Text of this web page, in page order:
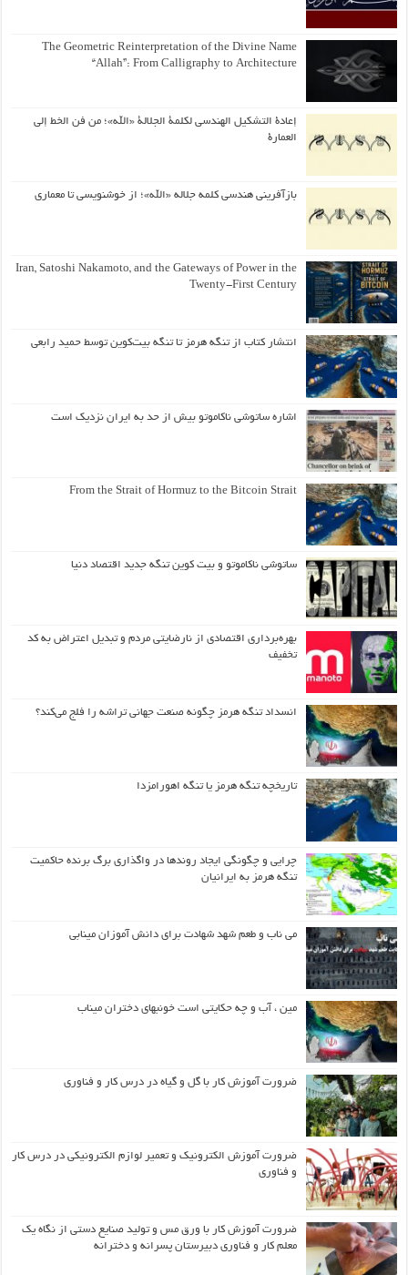
The Geometric Reinterpretation of the Divine Name
“Allah”: From Calligraphy to Architecture
إعادة التشكيل الهندسي لكلمة الجلالة «الله»؛ من فن الخط إلى
العمارة
بازآفرینی هندسی کلمه جلاله «الله»؛ از خوشنویسی تا معماری
Iran, Satoshi Nakamoto, and the Gateways of Power in the
Twenty-First Century
انتشار کتاب از تنگه هرمز تا تنگه بیت‌کوین توسط حمید رابعی
اشاره ساتوشی ناکاموتو بیش از حد به ایران نزدیک است
From the Strait of Hormuz to the Bitcoin Strait
ساتوشی ناکاموتو و بیت کوین تنگه جدید اقتصاد دنیا
بهره‌برداری اقتصادی از نارضایتی مردم و تبدیل اعتراض به کد
تخفیف
انسداد تنگه هرمز چگونه صنعت جهانی تراشه را فلج می‌کند؟
تاریخچه تنگه هرمز یا تنگه اهورامزدا
چرایی و چگونگی ایجاد روندها در واگذاری برگ برنده حاکمیت
تنگه هرمز به ایرانیان
می ناب و طعم شهد شهادت برای دانش آموزان مینابی
مین ، آب و چه حکایتی است خونبهای دختران میناب
ضرورت آموزش کار با گل و گیاه در درس کار و فناوری
ضرورت آموزش الکترونیک و تعمیر لوازم الکترونیکی در درس کار
و فناوری
ضرورت آموزش کار با ورق مس و تولید صنایع دستی از نگاه یک
معلم کار و فناوری دبیرستان پسرانه و دخترانه